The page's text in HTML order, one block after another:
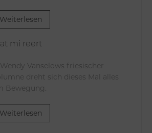
Weiterlesen
mi reert
Wendy Vanselows friesischer
dreht sich dieses Mal alles
Bewegung.
Weiterlesen